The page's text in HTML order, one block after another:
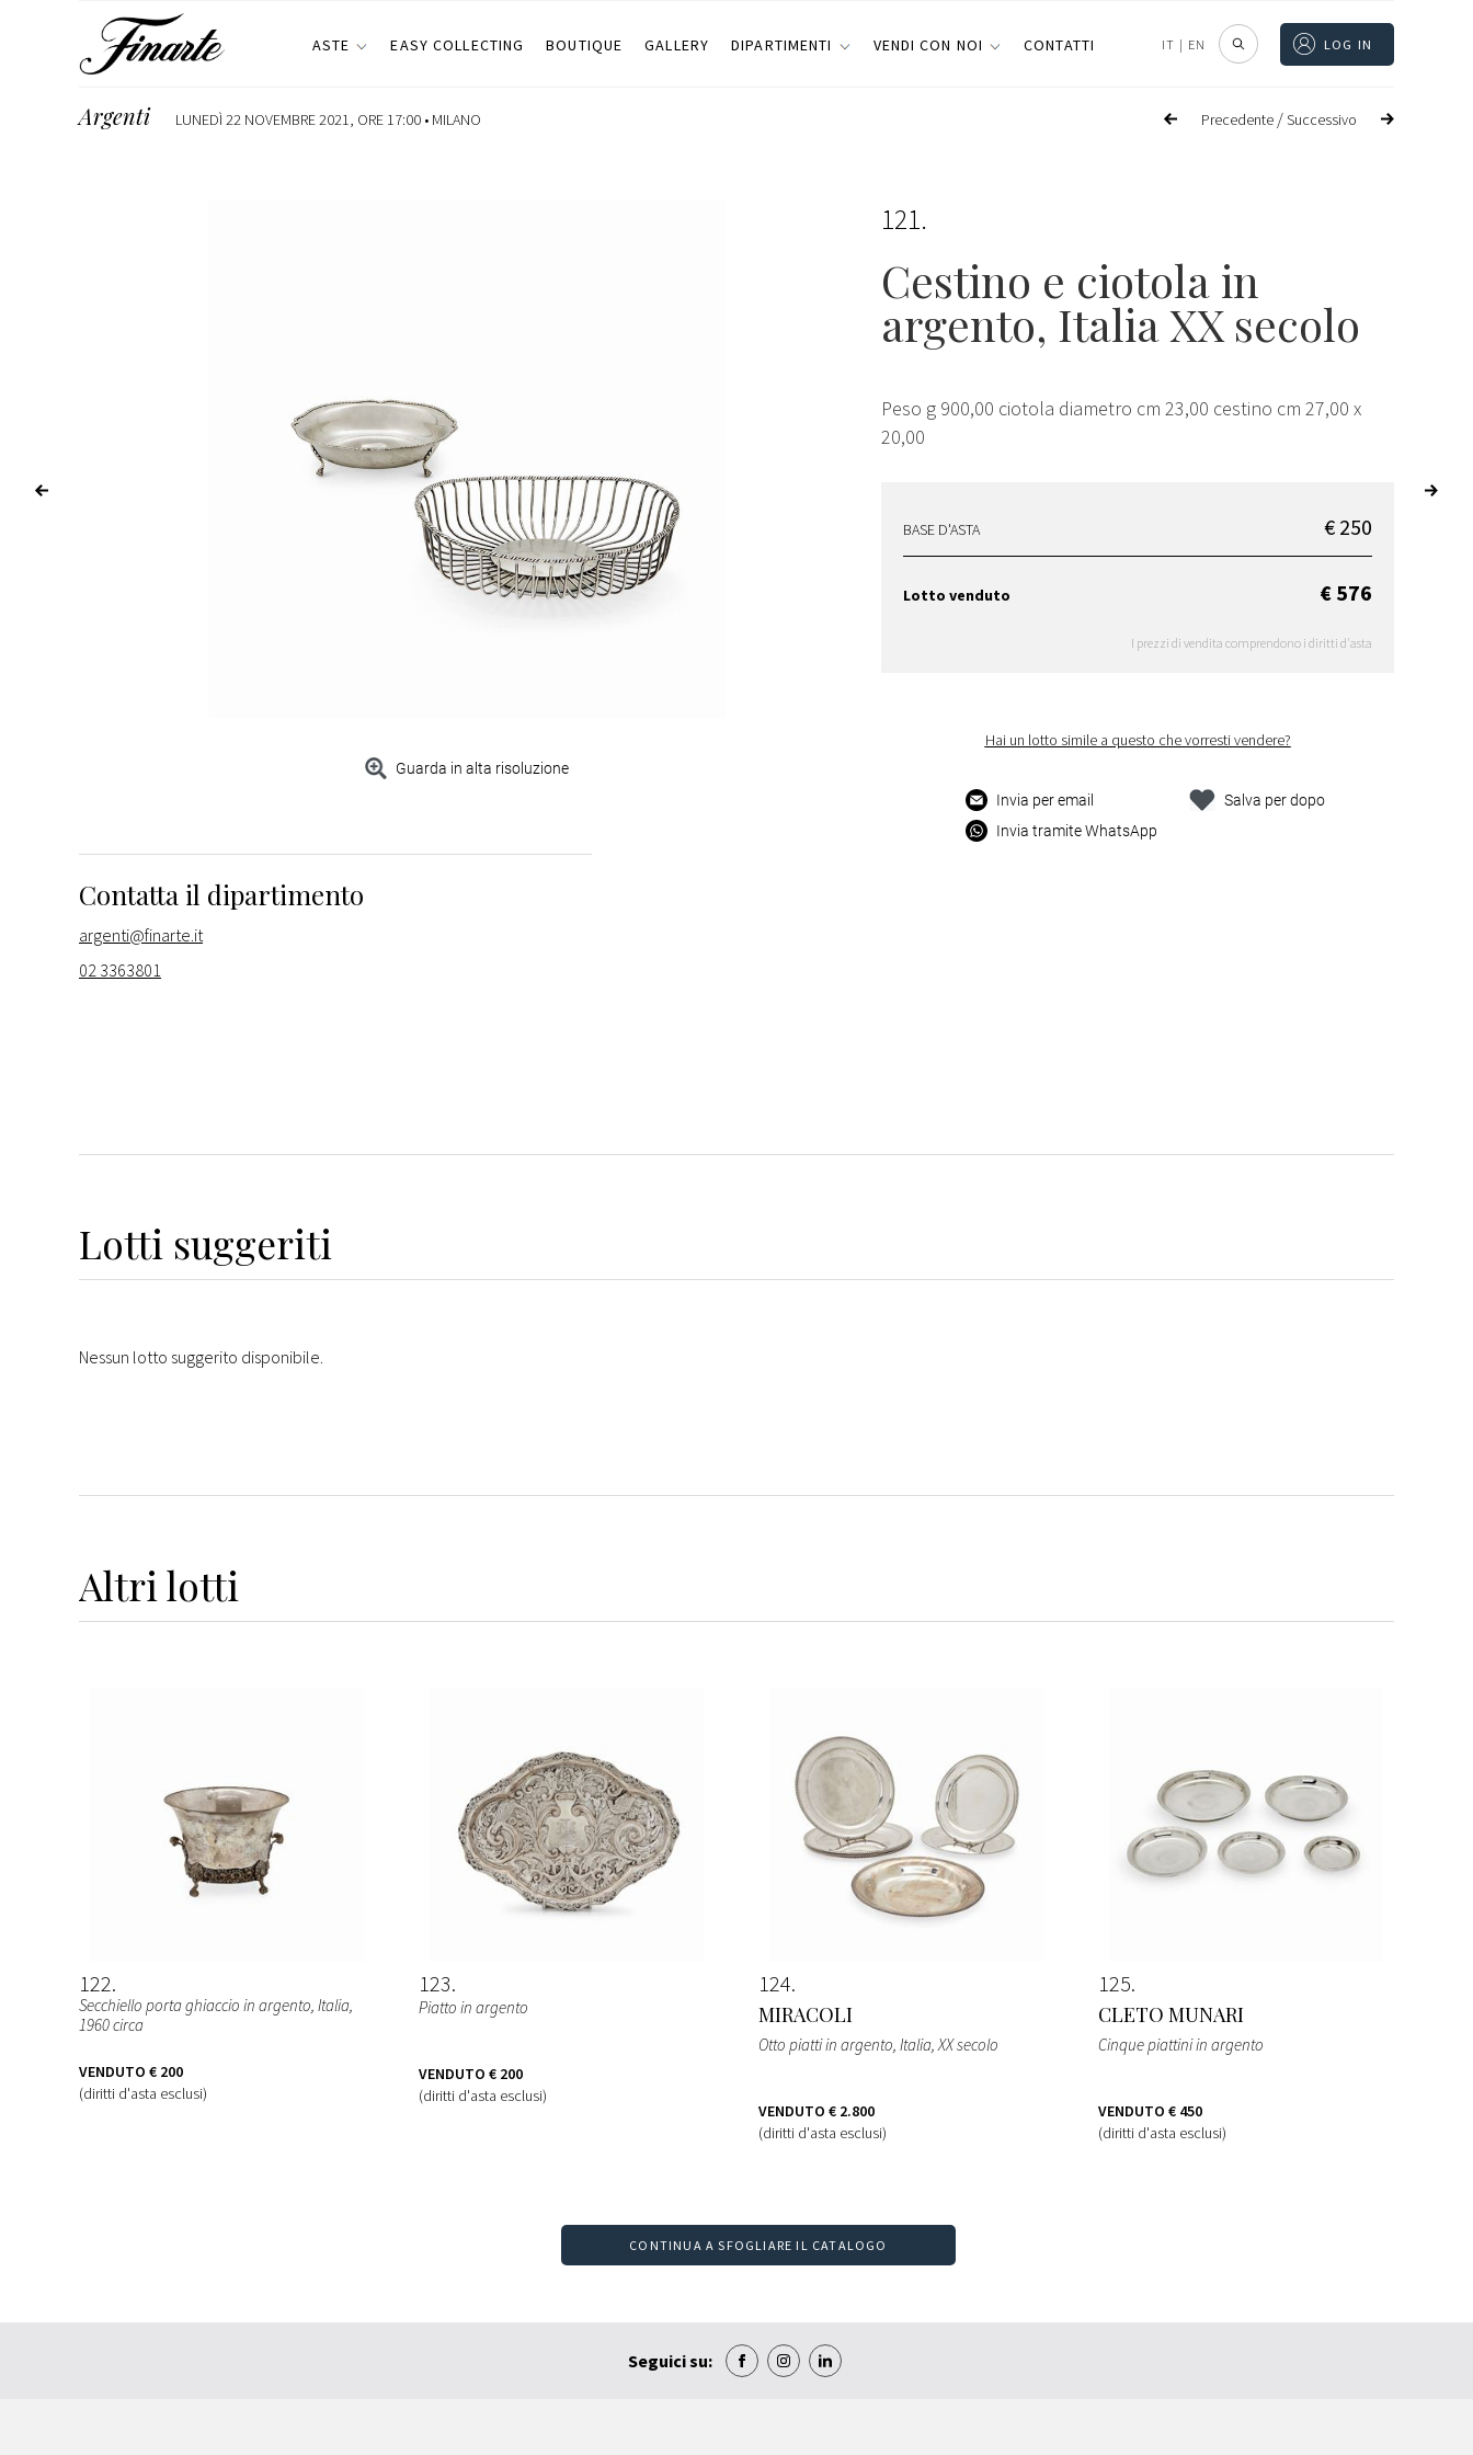
ASTE EASY COLLECTING BOUTIQUE GALLERY DIPARTIMENTI VENDI CON NOI CONTATTI IT | EN LOG IN
Precedente /Successivo
Argenti LUNEDÌ 22 NOVEMBRE 2021, ORE 17:00 • MILANO
Guarda in alta risoluzione
121
Cestino e ciotola in
argento, Italia XX secolo
Peso g 900,00 ciotola diametro cm 23,00 cestino cm 27,00 x
20,00
BASE D'ASTA € 250
Lotto venduto € 576
I prezzi di vendita comprendono i diritti d'asta
Hai un lotto simile a questo che vorresti vendere?
Invia per email
Invia tramite WhatsApp
Salva per dopo
Contatta il dipartimento
argenti@finarte.it
02 3363801
Lotti suggeriti
Nessun lotto suggerito disponibile.
Altri lotti
122
Secchiello porta ghiaccio in argento, Italia,
1960 circa
VENDUTO € 200
(diritti d'asta esclusi)
123
Piatto in argento
VENDUTO € 200
(diritti d'asta esclusi)
124
MIRACOLI
Otto piatti in argento, Italia, XX secolo
VENDUTO € 2.800
(diritti d'asta esclusi)
125
CLETO MUNARI
Cinque piattini in argento
VENDUTO € 450
(diritti d'asta esclusi)
CONTINUA A SFOGLIARE IL CATALOGO
Seguici su: